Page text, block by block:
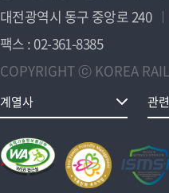
대전광역시 동구 중앙로 240
팩스 : 02-361-8385
COPYRIGHT ⓒ KOREA
계열사 관